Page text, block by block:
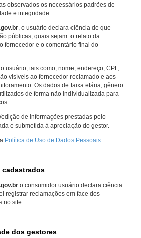
observados os necessários padrões de
e integridade.
, o usuário declara ciência de que
públicas, quais sejam: o relato da
fornecedor e o comentário final do
usuário, tais como, nome, endereço, CPF,
visíveis ao fornecedor reclamado e aos
Os dados de faixa etária, gênero
de forma não individualizada para
de informações prestadas pelo
e submetida à apreciação do gestor.
Política de Uso de Dados Pessoais.
cadastrados
o consumidor usuário declara ciência
registrar reclamações em face dos
no site.
dos gestores